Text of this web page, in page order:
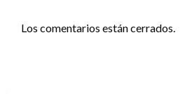
Los comentarios están cerrados.